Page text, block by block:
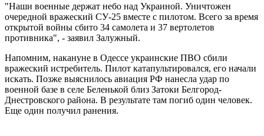
"Наши военные держат небо над Украиной. Уничтожен
очередной вражеский СУ-25 вместе с пилотом. Всего за время
открытой войны сбито 34 самолета и 37 вертолетов
противника", - заявил Залужный.
Напомним, накануне в Одессе украинские ПВО сбили
вражеский истребитель. Пилот катапультировался, его начали
искать. Позже выяснилось авиация РФ нанесла удар по
военной базе в селе Беленькой близ Затоки Белгород-
Днестровского района. В результате там погиб один человек.
Еще один получил ранения.